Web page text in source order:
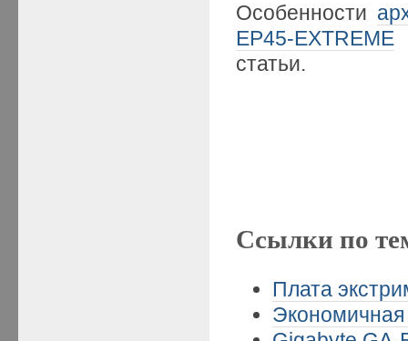
Особенности
EP45-EXTREME
статьи.
Ссылки по
Плата
Экономичная